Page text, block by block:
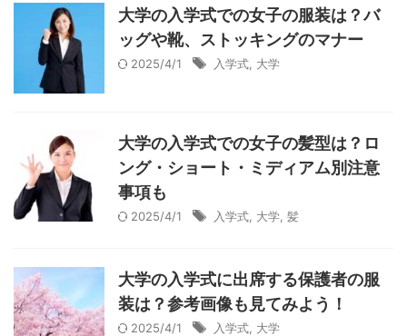
大学の入学式での女子の服装は？バ
ッグや靴、ストッキングのマナー
2025/4/1 入学式 大学
大学の入学式での女子の髪型は？ロ
ング・ショート・ミディアム別注意
事項も
2025/4/1 入学式 大学 髪
大学の入学式に出席する保護者の服
装は？参考画像も見てみよう！
2025/4/1 入学式 大学